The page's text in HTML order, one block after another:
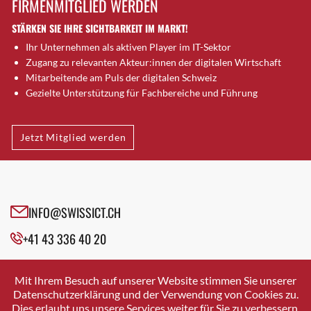
Brütten
Bubendorf
Bubikon
Buchs (SG)
Burgdorf
Bülach
Cazis
Cham
Davos Platz
Davos Platz 1
Dietikon
Dietlikon
FIRMENMITGLIED WERDEN
STÄRKEN SIE IHRE SICHTBARKEIT IM MARKT!
Ihr Unternehmen als aktiven Player im IT-Sektor
Zugang zu relevanten Akteur:innen der digitalen Wirtschaft
Mitarbeitende am Puls der digitalen Schweiz
Gezielte Unterstützung für Fachbereiche und Führung
Jetzt Mitglied werden
INFO@SWISSICT.CH
+41 43 336 40 20
SWISSICT
VULKANSTRASSE 120
8048 ZURICH
Mit Ihrem Besuch auf unserer Website stimmen Sie unserer
Datenschutzerklärung und der Verwendung von Cookies zu.
Dies erlaubt uns unsere Services weiter für Sie zu verbessern.